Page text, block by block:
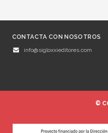
CONTACTA CON NOSOTROS
info@sigloxxieditores.com
©